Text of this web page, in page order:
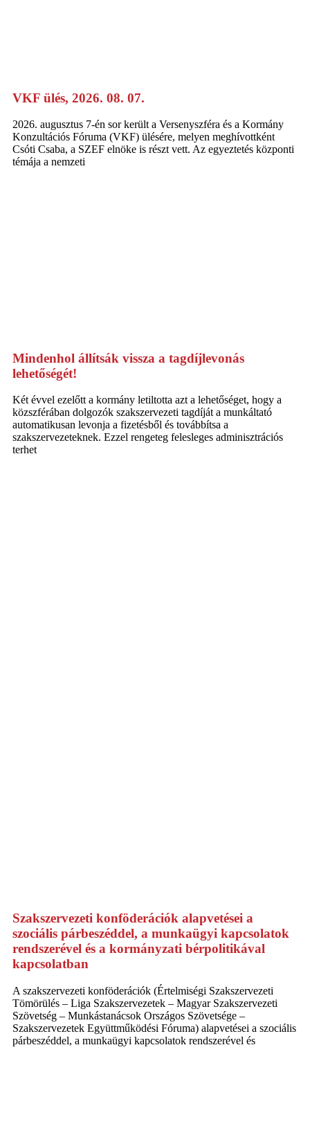
VKF ülés, 2026. 08. 07.
2026. augusztus 7-én sor került a Versenyszféra és a Kormány
Konzultációs Fóruma (VKF) ülésére, melyen meghívottként
Csóti Csaba, a SZEF elnöke is részt vett. Az egyeztetés központi
témája a nemzeti
Mindenhol állítsák vissza a tagdíjlevonás
lehetőségét!
Két évvel ezelőtt a kormány letiltotta azt a lehetőséget, hogy a
közszférában dolgozók szakszervezeti tagdíját a munkáltató
automatikusan levonja a fizetésből és továbbítsa a
szakszervezeteknek. Ezzel rengeteg felesleges adminisztrációs
terhet
Szakszervezeti konföderációk alapvetései a
szociális párbeszéddel, a munkaügyi kapcsolatok
rendszerével és a kormányzati bérpolitikával
kapcsolatban
A szakszervezeti konföderációk (Értelmiségi Szakszervezeti
Tömörülés – Liga Szakszervezetek – Magyar Szakszervezeti
Szövetség – Munkástanácsok Országos Szövetsége –
Szakszervezetek Együttműködési Fóruma) alapvetései a szociális
párbeszéddel, a munkaügyi kapcsolatok rendszerével és